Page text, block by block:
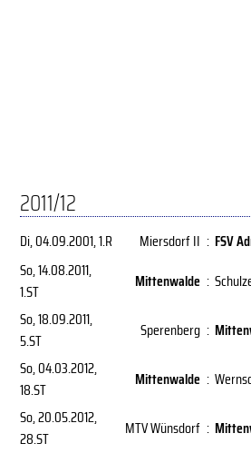
2011/12
Di, 04.09.2001, 1.R Miersdorf II : FSV
So, 14.08.2011,
1.ST
Mittenwalde :
So, 18.09.2011,
5.ST
Sperenberg :
So, 04.03.2012,
18.ST
Mittenwalde :
So, 20.05.2012,
28.ST
MTV Wünsdorf :